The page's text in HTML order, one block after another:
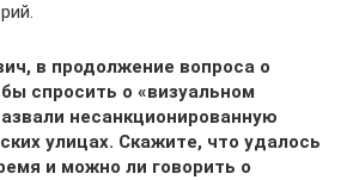
в продолжение вопроса о
спросить о «визуальном
несанкционированную
улицах. Скажите, что удалось
и можно ли говорить о